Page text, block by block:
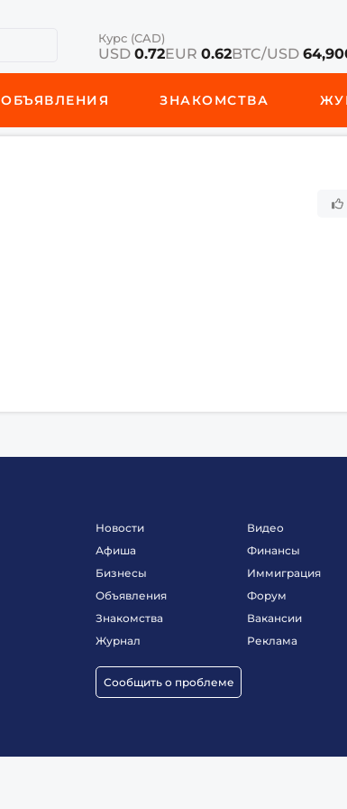
Курс (CAD)
USD 0.72EUR 0.62BTC/USD
ОБЪЯВЛЕНИЯ ЗНАКОМСТВА
Новости
Афиша
Бизнесы
Объявления
Знакомства
Журнал
Сообщить о проблеме
Видео
Финансы
Иммиграция
Форум
Вакансии
Реклама